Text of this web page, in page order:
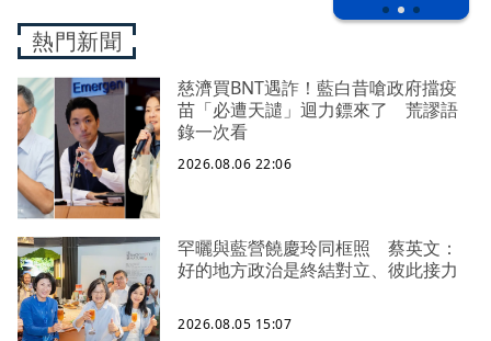
熱門新聞
慈濟買BNT遇詐！藍白昔嗆政府擋疫
苗「必遭天譴」迴力鏢來了 荒謬語
錄一次看
2026.08.06 22:06
罕曬與藍營饒慶玲同框照 蔡英文：
好的地方政治是終結對立、彼此接力
2026.08.05 15:07